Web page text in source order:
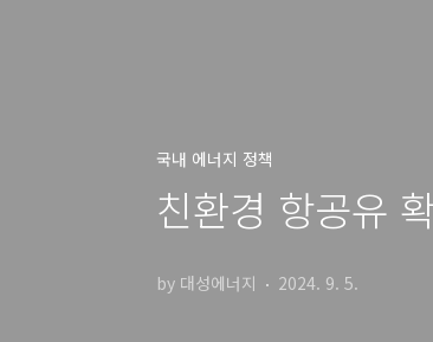
국내 에너지 정책
친환경 항공유
by 대성에너지 2024. 9. 5.